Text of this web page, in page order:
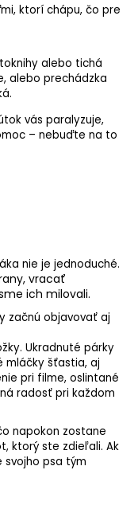
ktorí chápu, čo pre
alebo tichá
alebo prechádzka
vás paralyzuje,
– nebuďte na to
nie je jednoduché.
vracať
ich milovali.
začnú objavovať aj
Ukradnuté párky
mláčky šťastia, aj
pri filme, oslintané
radosť pri každom
napokon zostane
ktorý ste zdieľali. Ak
psa tým